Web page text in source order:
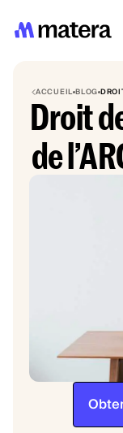
ACCUEILBLOG
Droit
de